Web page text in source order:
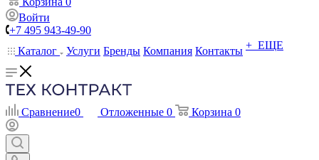
Войти
+7 495 943-49-90
Каталог
Услуги Бренды Компания Контакты + ЕЩЕ
Сравнение0 Отложенные 0 Корзина 0